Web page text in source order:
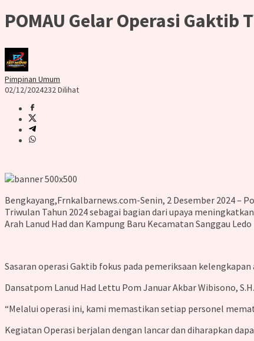
POMAU Gelar Operasi Gaktib
Pimpinan Umum
02/12/2024232 Dilihat
Bengkayang,Frnkalbarnews.com-Senin, 2 Desember 2024 –
Triwulan Tahun 2024 sebagai bagian dari upaya
Arah Lanud Had dan Kampung Baru Kecamatan Sanggau
Sasaran operasi Gaktib fokus pada pemeriksaan
Dansatpom Lanud Had Lettu Pom Januar Akbar Wibisono,
“Melalui operasi ini, kami memastikan setiap personel
Kegiatan Operasi berjalan dengan lancar dan diharapkan